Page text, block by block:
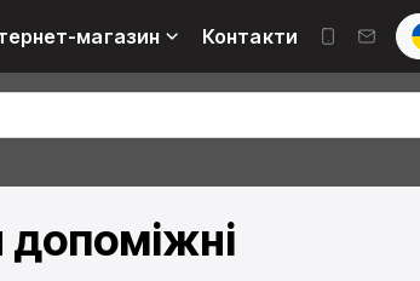
магазин Контакти
допоміжні